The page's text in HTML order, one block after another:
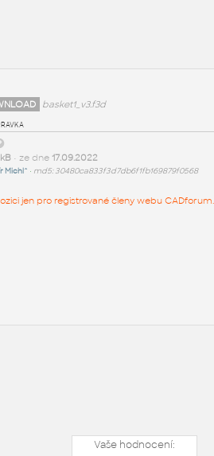
basket1_v3.f3d
• ze dne 17.09.2022
Michl^ • md5: 30480ca833f3d7db6f1fb169879f0568
jen pro registrované členy webu
Vaše hodnocení: